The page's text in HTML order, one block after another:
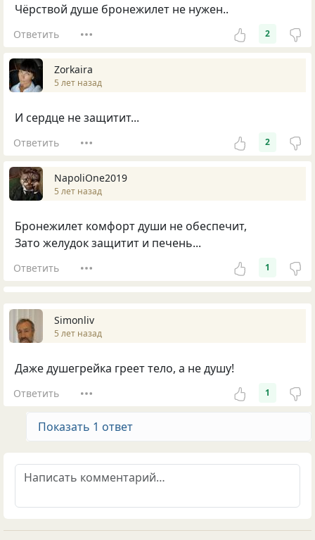
Чёрствой душе бронежилет не нужен..
Ответить 2
Zorkaira
5 лет назад
И сердце не защитит...
Ответить 2
NapoliOne2019
5 лет назад
Бронежилет комфорт души не обеспечит,
Зато желудок защитит и печень...
Ответить 1
Simonliv
5 лет назад
Даже душегрейка греет тело, а не душу!
Ответить 1
Показать 1 ответ